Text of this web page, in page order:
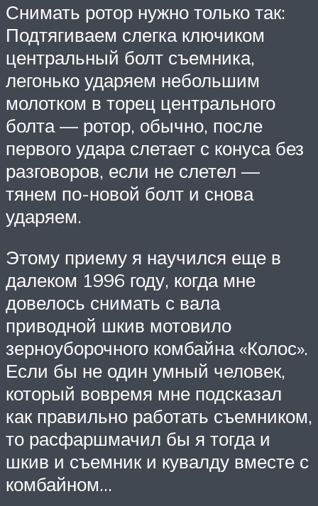
Снимать ротор нужно только так:
Подтягиваем слегка ключиком
центральный болт съемника,
легонько ударяем небольшим
молотком в торец центрального
болта — ротор, обычно, после
первого удара слетает с конуса без
разговоров, если не слетел —
тянем по-новой болт и снова
ударяем.
Этому приему я научился еще в
далеком 1996 году, когда мне
довелось снимать с вала
приводной шкив мотовило
зерноуборочного комбайна «Колос».
Если бы не один умный человек,
который вовремя мне подсказал
как правильно работать съемником,
то расфаршмачил бы я тогда и
шкив и съемник и кувалду вместе с
комбайном…